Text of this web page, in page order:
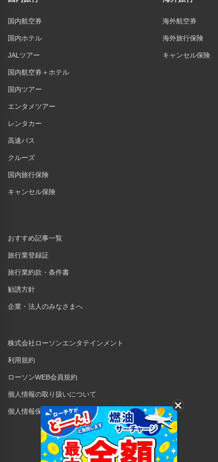
国内航空券
国内ホテル
JALツアー
国内航空券＋ホテル
国内ツアー
エンタメツアー
レンタカー
高速バス
クルーズ
国内旅行保険
キャンセル保険
おすすめ記事一覧
旅行業登録証
旅行業約款・条件書
勧誘方針
企業・法人のみなさまへ
株式会社ローソンエンタテインメント
利用規約
ローソンWEB会員規約
個人情報の取り扱いについて
個人情報保護方針
海外航空券
海外旅行保険
キャンセル保険